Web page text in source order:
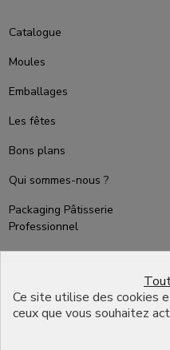
Catalogue
Moules
Emballages
Les fêtes
Bons plans
Qui sommes-nous ?
Packaging Pâtisserie
Professionnel
Emballage pour Chocolatier
English
Ce site utilise des cookies
ceux que vous souhaitez